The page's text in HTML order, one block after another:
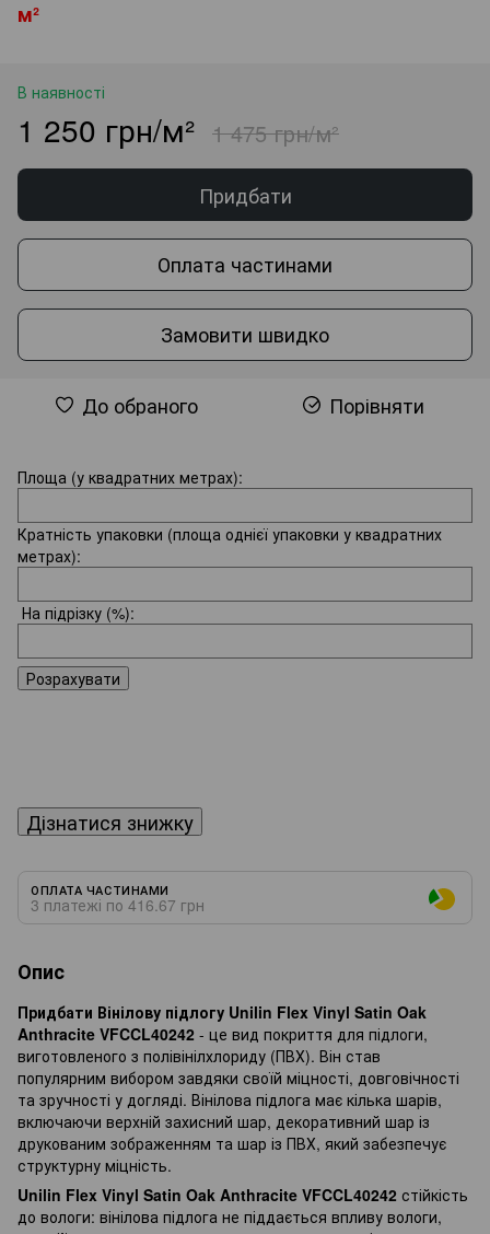
м²
В наявності
1 250 грн/м² 1 475 грн/м²
Придбати
Оплата частинами
Замовити швидко
До обраного Порівняти
Площа (у квадратних метрах):
Кратність упаковки (площа однієї упаковки у квадратних
метрах):
На підрізку (%):
Розрахувати
Дізнатися знижку
ОПЛАТА ЧАСТИНАМИ
3 платежі по 416.67 грн
Опис
Придбати Вінілову підлогу Unilin Flex Vinyl Satin Oak
Anthracite VFCCL40242 - це вид покриття для підлоги,
виготовленого з полівінілхлориду (ПВХ). Він став
популярним вибором завдяки своїй міцності, довговічності
та зручності у догляді. Вінілова підлога має кілька шарів,
включаючи верхній захисний шар, декоративний шар із
друкованим зображенням та шар із ПВХ, який забезпечує
структурну міцність.
Unilin Flex Vinyl Satin Oak Anthracite VFCCL40242 стійкість
до вологи: вінілова підлога не піддається впливу вологи,